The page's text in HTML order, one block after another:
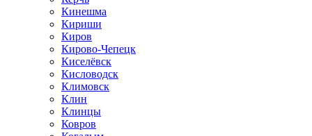
Кинешма
Кириши
Киров
Кирово-Чепецк
Киселёвск
Кисловодск
Климовск
Клин
Клинцы
Ковров